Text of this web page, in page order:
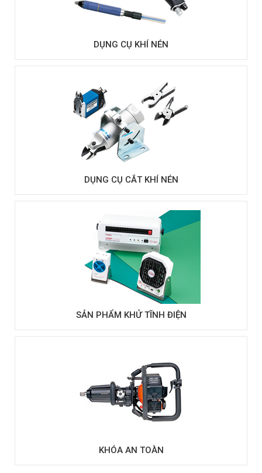
DỤNG CỤ KHÍ NÉN
DỤNG CỤ CẮT KHÍ NÉN
SẢN PHẨM KHỬ TĨNH ĐIỆN
KHÓA AN TOÀN